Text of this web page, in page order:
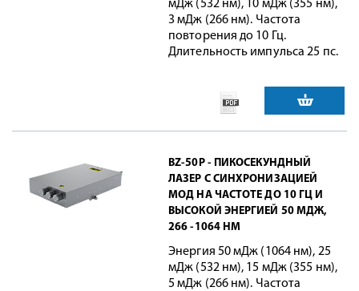
мДж (532 нм), 10 мДж (355 нм),
3 мДж (266 нм). Частота
повторения до 10 Гц.
Длительность импульса 25 пс.
BZ-50P - ПИКОСЕКУНДНЫЙ
ЛАЗЕР С СИНХРОНИЗАЦИЕЙ
МОД НА ЧАСТОТЕ ДО 10 ГЦ И
ВЫСОКОЙ ЭНЕРГИЕЙ 50 МДЖ,
266 -1064 НМ
Энергия 50 мДж (1064 нм), 25
мДж (532 нм), 15 мДж (355 нм),
5 мДж (266 нм). Частота